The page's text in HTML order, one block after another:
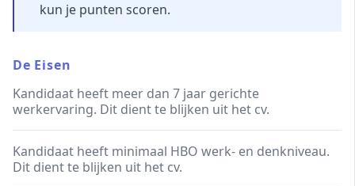
kun je punten scoren.
De Eisen
Kandidaat heeft meer dan 7 jaar gerichte
werkervaring. Dit dient te blijken uit het cv.
Kandidaat heeft minimaal HBO werk- en denkniveau.
Dit dient te blijken uit het cv.